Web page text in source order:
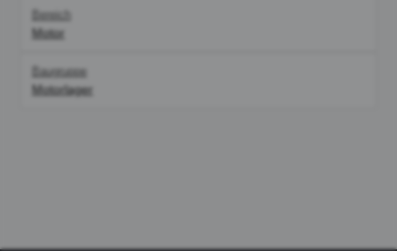
Bereich
Motor
Baugruppe
Motorlager